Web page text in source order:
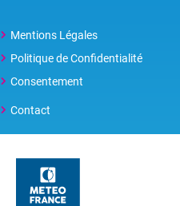
Mentions Légales
Politique de Confidentialité
Consentement
Contact